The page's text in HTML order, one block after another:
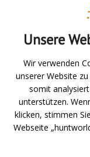
Angeln
Jagd- und
Über uns
Unsere
Wir verwenden
unserer Website
somit
unterstützen.
klicken, stimmen
Webseite